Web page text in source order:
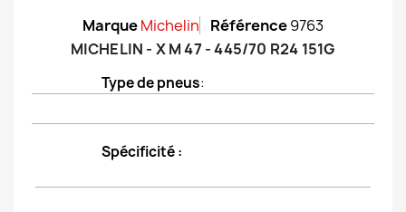
MarqueMichelin Référence9763
MICHELIN - X M 47 - 445/70 R24 151G
Type de pneus:
Spécificité :